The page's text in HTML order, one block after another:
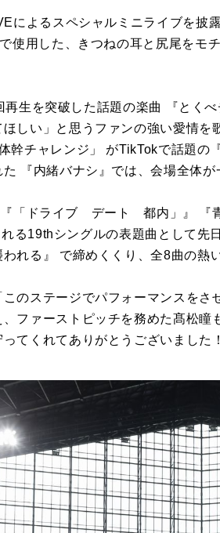
によるスペシャルミニライブを披
使用した、きつねの耳と尻尾を
生を突破した話題の楽曲 『とく
しい」と思うファンの強い愛情
幹チャレンジ」 がTikTokで話題の
『内緒バナシ』では、会場全体が
「ドライブ デート 都内」』 『
る19thシングルの表題曲として
れる』 で締めくくり、全8曲の熱
のステージでパフォーマンスを
ファーストピッチを務めた髙松
てくれてありがとうございました